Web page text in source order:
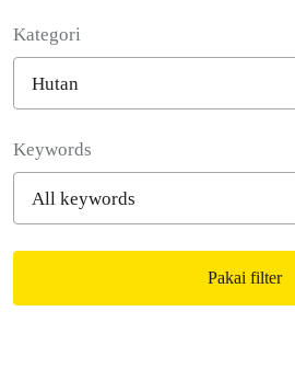
Kategori
Keywords
Pakai filter